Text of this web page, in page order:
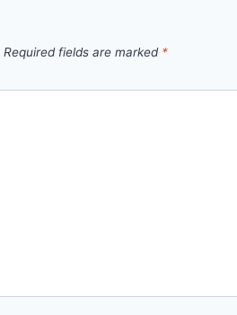
Required fields are marked *